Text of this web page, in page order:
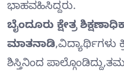
ಭಾಹವಹಿಸಿದ್ದರು.
ಬೈಂದೂರು ಕ್ಷೇತ್ರ
ಮಾತನಾಡಿ,ವಿದ್ಯಾರ್ಥಿಗಳು
ಶಿಸ್ತಿನಿಂದ